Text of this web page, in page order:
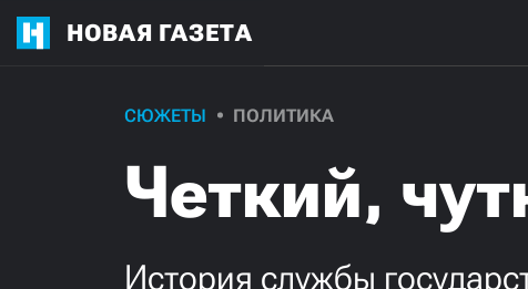
НОВАЯ ГАЗЕТА
СЮЖЕТЫ ПОЛИТИКА
Четкий,
История службы